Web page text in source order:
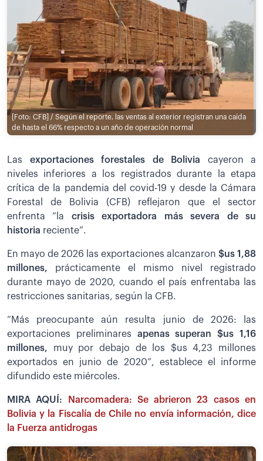
[Foto: CFB] / Según el reporte, las ventas al exterior registran una caída
de hasta el 66% respecto a un año de operación normal
Las exportaciones forestales de Bolivia cayeron a
niveles inferiores a los registrados durante la etapa
crítica de la pandemia del covid-19 y desde la Cámara
Forestal de Bolivia (CFB) reflejaron que el sector
enfrenta “la crisis exportadora más severa de su
historia reciente”.
En mayo de 2026 las exportaciones alcanzaron $us 1,88
millones, prácticamente el mismo nivel registrado
durante mayo de 2020, cuando el país enfrentaba las
restricciones sanitarias, según la CFB.
“Más preocupante aún resulta junio de 2026: las
exportaciones preliminares apenas superan $us 1,16
millones, muy por debajo de los $us 4,23 millones
exportados en junio de 2020”, establece el informe
difundido este miércoles.
MIRA AQUÍ:
Narcomadera: Se abrieron 23 casos en
Bolivia y la Fiscalía de Chile no envía información, dice
la Fuerza antidrogas